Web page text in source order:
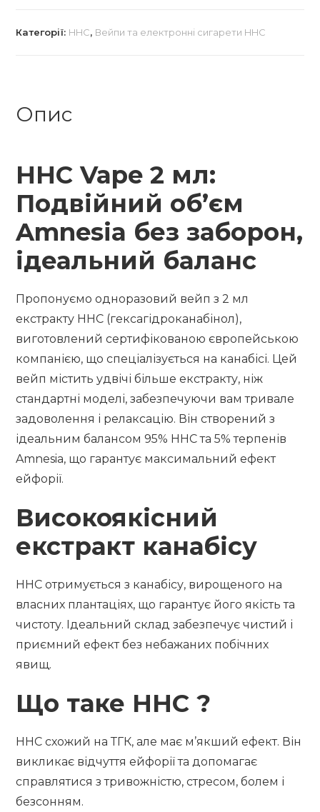
Категорії: HHC, Вейпи та електронні сигарети HHC
Опис
HHC Vape 2 мл:
Подвійний об’єм
Amnesia без заборон,
ідеальний баланс
Пропонуємо одноразовий вейп з 2 мл
екстракту HHC (гексагідроканабінол),
виготовлений сертифікованою європейською
компанією, що спеціалізується на канабісі. Цей
вейп містить удвічі більше екстракту, ніж
стандартні моделі, забезпечуючи вам тривале
задоволення і релаксацію. Він створений з
ідеальним балансом 95% HHC та 5% терпенів
Amnesia, що гарантує максимальний ефект
ейфорії.
Високоякісний
екстракт канабісу
HHC отримується з канабісу, вирощеного на
власних плантаціях, що гарантує його якість та
чистоту. Ідеальний склад забезпечує чистий і
приємний ефект без небажаних побічних
явищ.
Що таке HHC ?
HHC схожий на ТГК, але має м’якший ефект. Він
викликає відчуття ейфорії та допомагає
справлятися з тривожністю, стресом, болем і
безсонням.